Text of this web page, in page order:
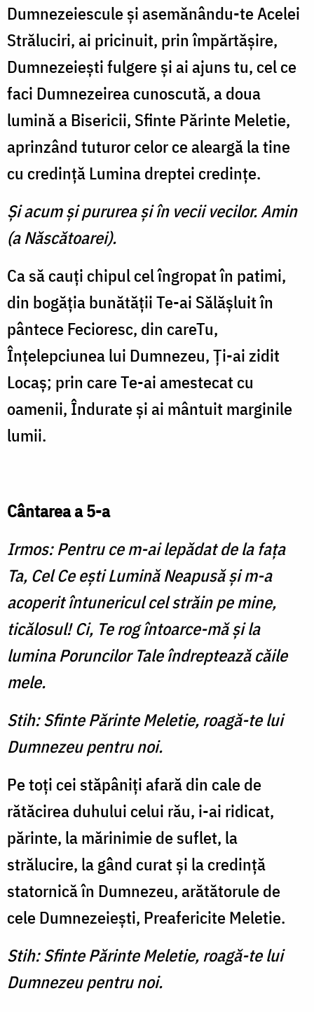
Dumnezeiescule şi asemănându-te Acelei
Străluciri, ai pricinuit, prin împărtăşire,
Dumnezeieşti fulgere şi ai ajuns tu, cel ce
faci Dumnezeirea cunoscută, a doua
lumină a Bisericii, Sfinte Părinte Meletie,
aprinzând tuturor celor ce aleargă la tine
cu credinţă Lumina dreptei credinţe.
Şi acum şi pururea şi în vecii vecilor. Amin
(a Născătoarei).
Ca să cauţi chipul cel îngropat în patimi,
din bogăţia bunătăţii Te-ai Sălăşluit în
pântece Fecioresc, din careTu,
Înţelepciunea lui Dumnezeu, Ţi-ai zidit
Locaş; prin care Te-ai amestecat cu
oamenii, Îndurate şi ai mântuit marginile
lumii.
Cântarea a 5-a
Irmos: Pentru ce m-ai lepădat de la faţa
Ta, Cel Ce eşti Lumină Neapusă şi m-a
acoperit întunericul cel străin pe mine,
ticălosul! Ci, Te rog întoarce-mă şi la
lumina Poruncilor Tale îndreptează căile
mele.
Stih: Sfinte Părinte Meletie, roagă-te lui
Dumnezeu pentru noi.
Pe toţi cei stăpâniţi afară din cale de
rătăcirea duhului celui rău, i-ai ridicat,
părinte, la mărinimie de suflet, la
strălucire, la gând curat şi la credinţă
statornică în Dumnezeu, arătătorule de
cele Dumnezeieşti, Preafericite Meletie.
Stih: Sfinte Părinte Meletie, roagă-te lui
Dumnezeu pentru noi.